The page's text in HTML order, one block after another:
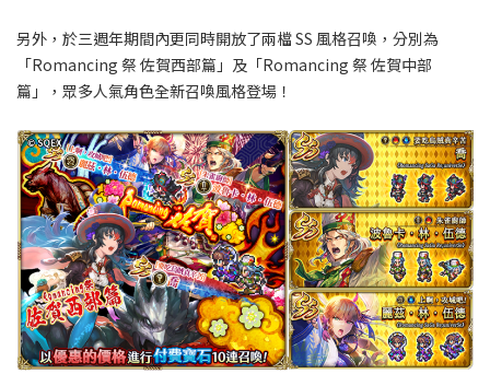
另外，於三週年期間內更同時開放了兩檔 SS 風格召喚，分別為
「Romancing 祭 佐賀西部篇」及「Romancing 祭 佐賀中部
篇」，眾多人氣角色全新召喚風格登場！